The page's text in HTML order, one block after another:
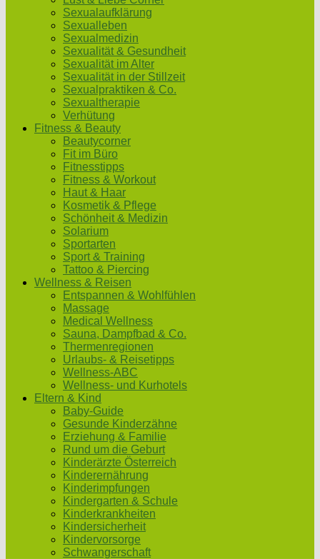
Sexualaufklärung
Sexualleben
Sexualmedizin
Sexualität & Gesundheit
Sexualität im Alter
Sexualität in der Stillzeit
Sexualpraktiken & Co.
Sexualtherapie
Verhütung
Fitness & Beauty
Beautycorner
Fit im Büro
Fitnesstipps
Fitness & Workout
Haut & Haar
Kosmetik & Pflege
Schönheit & Medizin
Solarium
Sportarten
Sport & Training
Tattoo & Piercing
Wellness & Reisen
Entspannen & Wohlfühlen
Massage
Medical Wellness
Sauna, Dampfbad & Co.
Thermenregionen
Urlaubs- & Reisetipps
Wellness-ABC
Wellness- und Kurhotels
Eltern & Kind
Baby-Guide
Gesunde Kinderzähne
Erziehung & Familie
Rund um die Geburt
Kinderärzte Österreich
Kinderernährung
Kinderimpfungen
Kindergarten & Schule
Kinderkrankheiten
Kindersicherheit
Kindervorsorge
Schwangerschaft